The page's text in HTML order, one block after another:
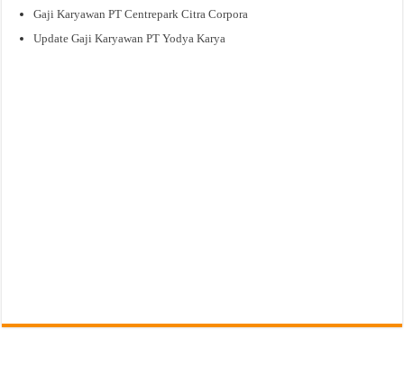
Gaji Karyawan PT Centrepark Citra Corpora
Update Gaji Karyawan PT Yodya Karya